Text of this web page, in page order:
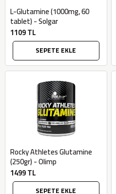
L-Glutamine (1000mg, 60
tablet) - Solgar
1109 TL
SEPETE EKLE
Rocky Athletes Glutamine
(250gr) - Olimp
1499 TL
SEPETE EKLE